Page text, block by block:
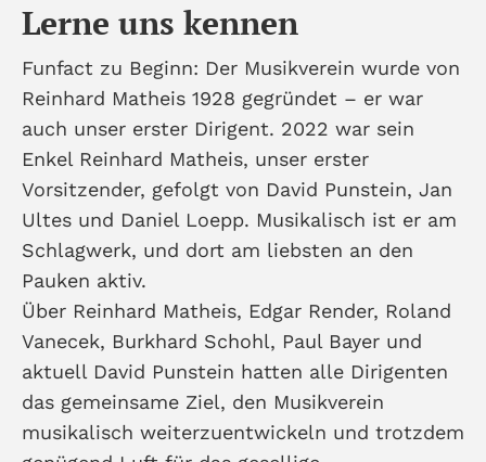
Lerne uns kennen
Funfact zu Beginn: Der Musikverein wurde von
Reinhard Matheis 1928 gegründet – er war
auch unser erster Dirigent. 2022 war sein
Enkel Reinhard Matheis, unser erster
Vorsitzender, gefolgt von David Punstein, Jan
Ultes und Daniel Loepp. Musikalisch ist er am
Schlagwerk, und dort am liebsten an den
Pauken aktiv.
Über Reinhard Matheis, Edgar Render, Roland
Vanecek, Burkhard Schohl, Paul Bayer und
aktuell David Punstein hatten alle Dirigenten
das gemeinsame Ziel, den Musikverein
musikalisch weiterzuentwickeln und trotzdem